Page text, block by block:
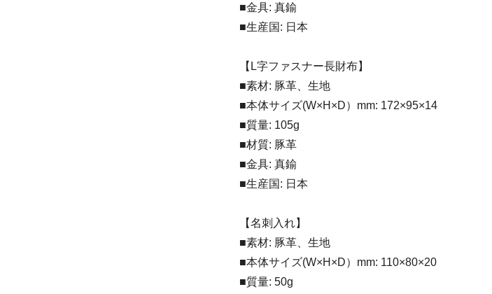
■金具: 真鍮
■生産国: 日本
【L字ファスナー長財布】
■素材: 豚革、生地
■本体サイズ(W×H×D）mm: 172×95×14
■質量: 105g
■材質: 豚革
■金具: 真鍮
■生産国: 日本
【名刺入れ】
■素材: 豚革、生地
■本体サイズ(W×H×D）mm: 110×80×20
■質量: 50g